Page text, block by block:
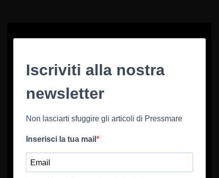
Iscriviti alla nostra
newsletter
Non lasciarti sfuggire gli articoli di Pressmare
Inserisci la tua mail